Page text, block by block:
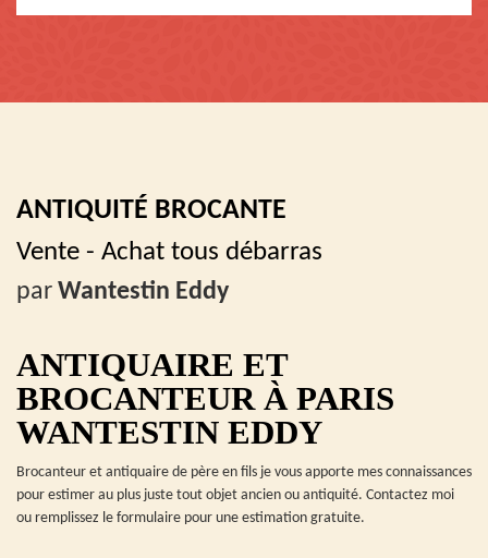
ANTIQUITÉ BROCANTE
Vente - Achat tous débarras
par Wantestin Eddy
ANTIQUAIRE ET
BROCANTEUR À PARIS
WANTESTIN EDDY
Brocanteur et antiquaire de père en fils je vous apporte mes connaissances
pour estimer au plus juste tout objet ancien ou antiquité. Contactez moi
ou remplissez le formulaire pour une estimation gratuite.